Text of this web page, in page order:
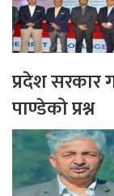
प्रदेश सरकार
पाण्डेको प्रश्न